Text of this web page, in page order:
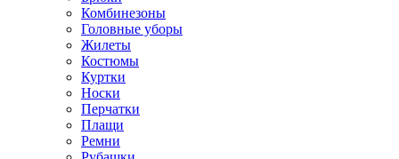
Комбинезоны
Головные уборы
Жилеты
Костюмы
Куртки
Носки
Перчатки
Плащи
Ремни